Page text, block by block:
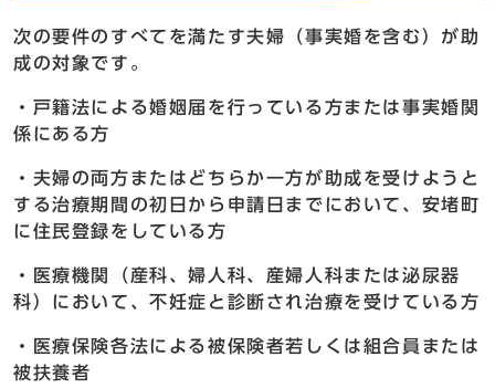
次の要件のすべてを満たす夫婦（事実婚を含む）が助
成の対象です。
・戸籍法による婚姻届を行っている方または事実婚関
係にある方
・夫婦の両方またはどちらか一方が助成を受けようと
する治療期間の初日から申請日までにおいて、安堵町
に住民登録をしている方
・医療機関（産科、婦人科、産婦人科または泌尿器
科）において、不妊症と診断され治療を受けている方
・医療保険各法による被保険者若しくは組合員または
被扶養者